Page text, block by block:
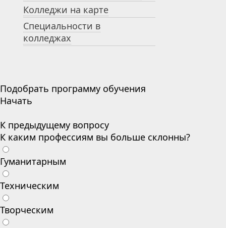
Колледжи на карте
Специальности в
колледжах
Подобрать программу обучения
Начать
К предыдущему вопросу
К каким профессиям вы больше склонны?
Гуманитарным
Техническим
Творческим